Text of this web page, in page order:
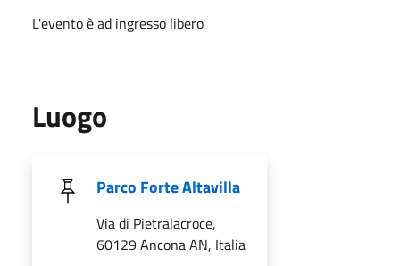
L'evento è ad ingresso libero
Luogo
Parco Forte Altavilla
Via di Pietralacroce,
60129 Ancona AN, Italia